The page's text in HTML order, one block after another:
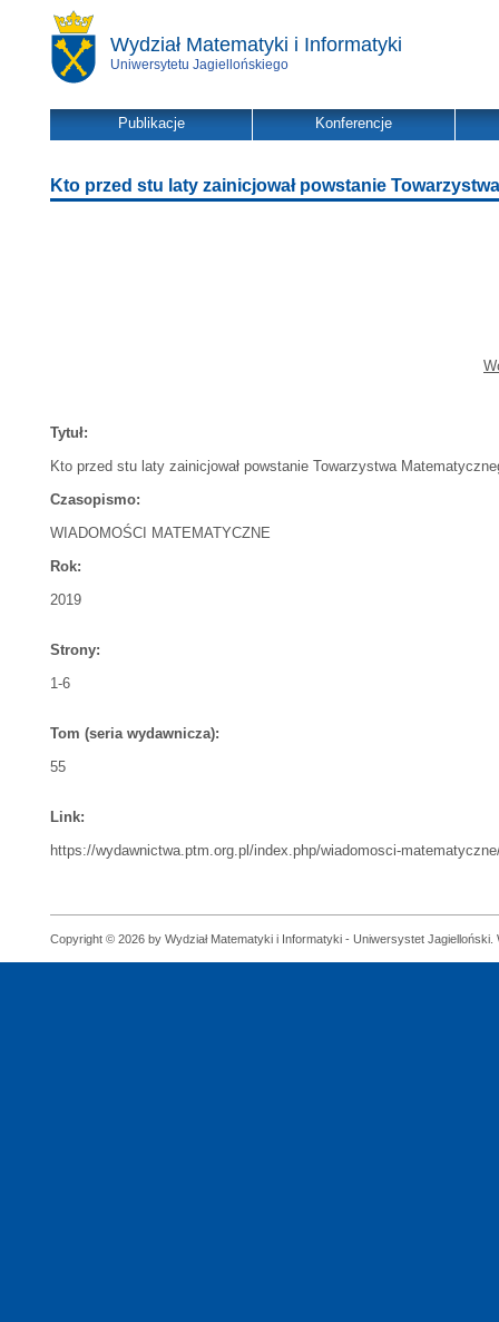
Wydział Matematyki i Informatyki
Uniwersytetu Jagiellońskiego
Publikacje Konferencje
Kto przed stu laty zainicjował powstanie
Tytuł:
Kto przed stu laty zainicjował powstanie Towarzystwa
Czasopismo:
WIADOMOŚCI MATEMATYCZNE
Rok:
2019
Strony:
1-6
Tom (seria wydawnicza):
55
Link:
https://wydawnictwa.ptm.org.pl/index.php/wiadomosci-
Copyright © 2026 by Wydział Matematyki i Informatyki - Uniwersystet